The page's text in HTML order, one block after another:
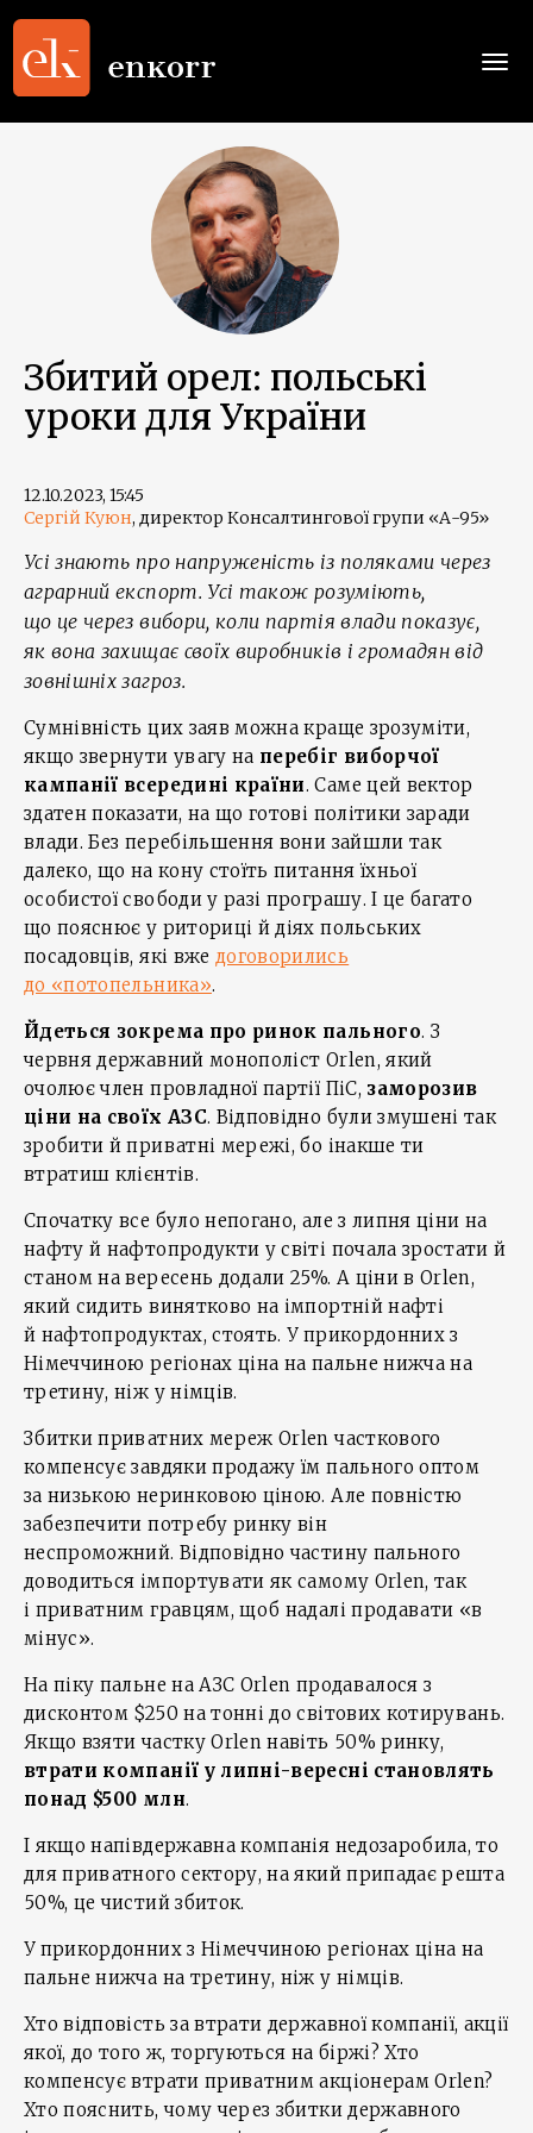
Збитий орел: польські
уроки для України
12.10.2023, 15:45
Сергій Куюн, директор Консалтингової групи «А-95»
Усі знають про напруженість із поляками через
аграрний експорт. Усі також розуміють,
що це через вибори, коли партія влади показує,
як вона захищає своїх виробників і громадян від
зовнішніх загроз.
Сумнівність цих заяв можна краще зрозуміти,
якщо звернути увагу на перебіг виборчої
кампанії всередині країни. Саме цей вектор
здатен показати, на що готові політики заради
влади. Без перебільшення вони зайшли так
далеко, що на кону стоїть питання їхньої
особистої свободи у разі програшу. І це багато
що пояснює у риториці й діях польських
посадовців, які вже договорились
до «потопельника».
Йдеться зокрема про ринок пального. З
червня державний монополіст Orlen, який
очолює член провладної партії ПіС, заморозив
ціни на своїх АЗС. Відповідно були змушені так
зробити й приватні мережі, бо інакше ти
втратиш клієнтів.
Спочатку все було непогано, але з липня ціни на
нафту й нафтопродукти у світі почала зростати й
станом на вересень додали 25%. А ціни в Orlen,
який сидить винятково на імпортній нафті
й нафтопродуктах, стоять. У прикордонних з
Німеччиною регіонах ціна на пальне нижча на
третину, ніж у німців.
Збитки приватних мереж Orlen часткового
компенсує завдяки продажу їм пального оптом
за низькою неринковою ціною. Але повністю
забезпечити потребу ринку він
неспроможний. Відповідно частину пального
доводиться імпортувати як самому Orlen, так
і приватним гравцям, щоб надалі продавати «в
мінус».
На піку пальне на АЗС Orlen продавалося з
дисконтом $250 на тонні до світових котирувань.
Якщо взяти частку Orlen навіть 50% ринку,
втрати компанії у липні-вересні становлять
понад $500 млн.
І якщо напівдержавна компанія недозаробила, то
для приватного сектору, на який припадає решта
50%, це чистий збиток.
У прикордонних з Німеччиною регіонах ціна на
пальне нижча на третину, ніж у німців.
Хто відповість за втрати державної компанії, акції
якої, до того ж, торгуються на біржі? Хто
компенсує втрати приватним акціонерам Orlen?
Хто пояснить, чому через збитки державного